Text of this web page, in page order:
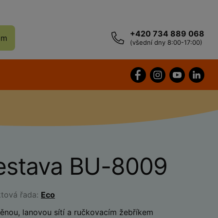
+420 734 889 068
(všední dny 8:00-17:00)
BU-8009
řada: Eco
lanovou sítí a ručkovacím žebříkem